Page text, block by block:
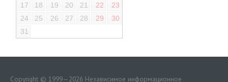
17
18 19 20 21 22
23
24
25 26 27 28 29
30
31
Copyright © 1999—2026 Независимое информационное